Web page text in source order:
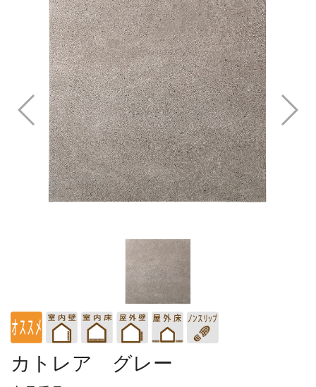
カトレア グレー